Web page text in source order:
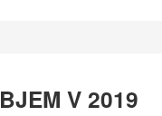
BJEM V 2019